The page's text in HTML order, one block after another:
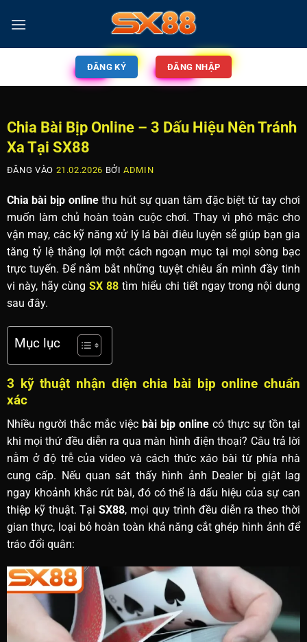
ĐĂNG KÝ ĐĂNG NHẬP
Chia Bài Bịp Online – 3 Dấu Hiệu Nên Tránh
Xa Tại SX88
ĐĂNG VÀO 21.02.2026 BỞIADMIN
Chia bài bịp onlinethu hút sự quan tâm đặc biệt từ tay chơi
muốn làm chủ hoàn toàn cuộc chơi. Thay vì phó mặc cho
vận may, các kỹ năng xử lý lá bài điêu luyện sẽ giúp bạn gia
tăng tỷ lệ thắng lợi một cách ngoạn mục tại mọi sòng bạc
trực tuyến. Để nắm bắt những tuyệt chiêu ẩn mình đầy tinh
vi này, hãy cùngSX 88tìm hiểu chi tiết ngay trong nội dung
sau đây.
Mục lục
3 kỹ thuật nhận diện chia bài bịp online chuẩn
xác
Nhiều người thắc mắc việc bài bịp online có thực sự tồn tại
khi mọi thứ đều diễn ra qua màn hình điện thoại? Câu trả lời
nằm ở độ trễ của video và cách thức xáo bài từ phía nhà
cung cấp. Nếu quan sát thấy hình ảnh Dealer bị giật lag
ngay khoảnh khắc rút bài, đó có thể là dấu hiệu của sự can
thiệp kỹ thuật. TạiSX88, mọi quy trình đều diễn ra theo thời
gian thực, loại bỏ hoàn toàn khả năng cắt ghép hình ảnh để
tráo đổi quân: